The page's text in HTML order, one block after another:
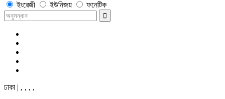
ইংরেজী
ইউনিজয় ফনেটিক
ঢাকা | , , , ,